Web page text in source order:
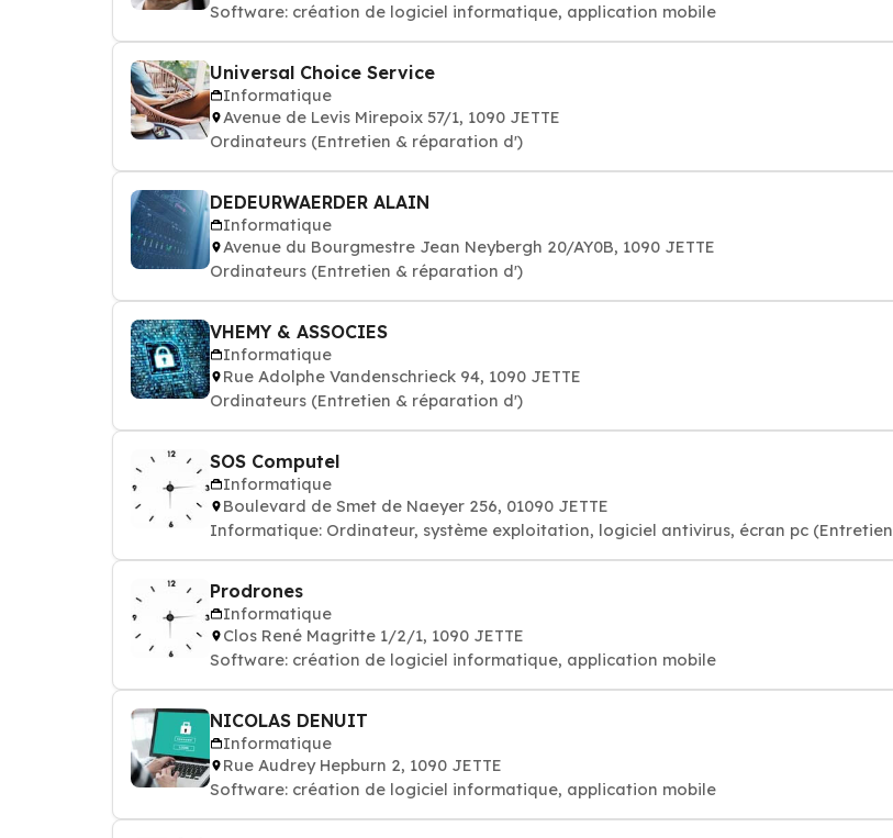
Software: création de logiciel informatique, application mobile
Universal Choice Service
Informatique
Avenue de Levis Mirepoix 57/1, 1090 JETTE
Ordinateurs (Entretien & réparation d')
DEDEURWAERDER ALAIN
Informatique
Avenue du Bourgmestre Jean Neybergh 20/AY0B, 1090 JETTE
Ordinateurs (Entretien & réparation d')
VHEMY & ASSOCIES
Informatique
Rue Adolphe Vandenschrieck 94, 1090 JETTE
Ordinateurs (Entretien & réparation d')
SOS Computel
Informatique
Boulevard de Smet de Naeyer 256, 01090 JETTE
Informatique: Ordinateur, système exploitation, logiciel antivirus, écran pc (Entretien
Prodrones
Informatique
Clos René Magritte 1/2/1, 1090 JETTE
Software: création de logiciel informatique, application mobile
NICOLAS DENUIT
Informatique
Rue Audrey Hepburn 2, 1090 JETTE
Software: création de logiciel informatique, application mobile